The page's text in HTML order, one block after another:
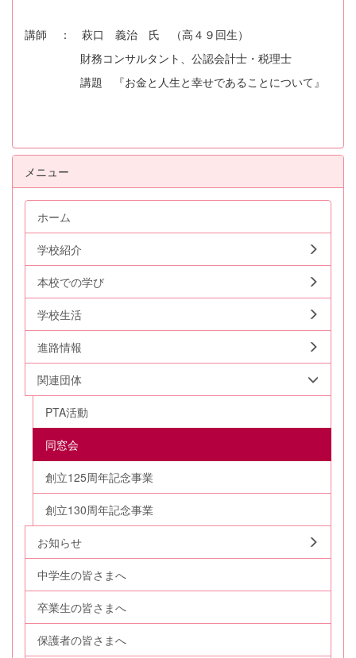
講師 ： 萩口 義治 氏 （高４９回生）
財務コンサルタント、公認会計士・税理士
講題 『お金と人生と幸せであることについて』
メニュー
ホーム
学校紹介
本校での学び
学校生活
進路情報
関連団体
PTA活動
同窓会
創立125周年記念事業
創立130周年記念事業
お知らせ
中学生の皆さまへ
卒業生の皆さまへ
保護者の皆さまへ